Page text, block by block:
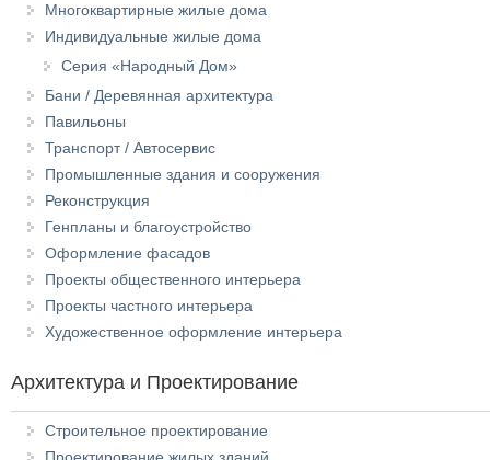
Многоквартирные жилые дома
Индивидуальные жилые дома
Серия «Народный Дом»
Бани / Деревянная архитектура
Павильоны
Транспорт / Автосервис
Промышленные здания и сооружения
Реконструкция
Генпланы и благоустройство
Оформление фасадов
Проекты общественного интерьера
Проекты частного интерьера
Художественное оформление интерьера
Архитектура и Проектирование
Строительное проектирование